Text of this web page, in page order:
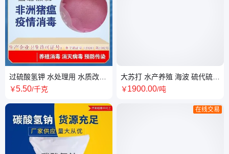
过硫酸氢钾 水处理用 水质改良
剂 鱼塘水产养殖 增氧改底片
￥5.50/千克
大苏打 水产养殖 海波 硫代硫酸
盐 工业级晶体颗粒高含量
￥1900.00/吨
在线交易